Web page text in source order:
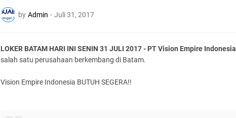
by Admin - Juli 31, 2017
LOKER BATAM HARI INI SENIN 31 JULI 2017 - PT Vision Empire Indonesia
salah satu perusahaan berkembang di Batam.
Vision Empire Indonesia BUTUH SEGERA!!